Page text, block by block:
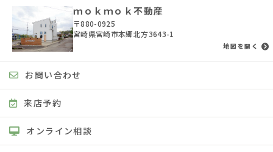
ｍｏｋｍｏｋ不動産
〒880-0925
宮崎県宮崎市本郷北方3643-1
地図を開く
お問い合わせ
来店予約
オンライン相談